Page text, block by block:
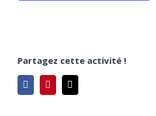
Partagez cette activité !
FacebookPinterest